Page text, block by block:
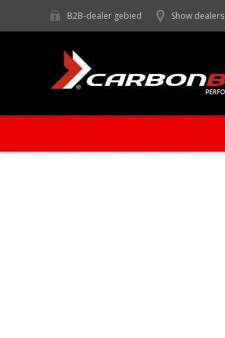
B2B-dealer gebied Show dealers